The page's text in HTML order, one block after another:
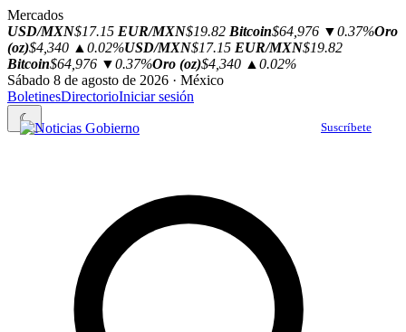
Mercados
USD/MXN$17.15 EUR/MXN$19.82 Bitcoin$64,976 ▼0.37%Oro
(oz)$4,340 ▲0.02%USD/MXN$17.15 EUR/MXN$19.82
Bitcoin$64,976 ▼0.37%Oro (oz)$4,340 ▲0.02%
Sábado 8 de agosto de 2026 · México
BoletinesDirectorioIniciar sesión
☾
Suscríbete